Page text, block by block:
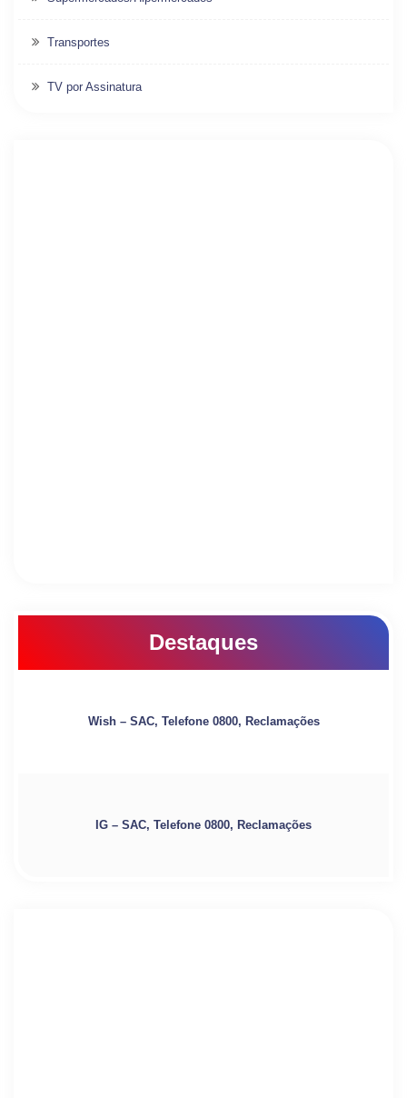
Transportes
TV por Assinatura
Destaques
Wish – SAC, Telefone 0800, Reclamações
IG – SAC, Telefone 0800, Reclamações